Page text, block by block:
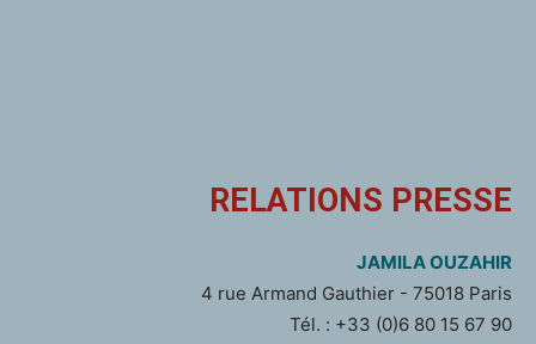
RELATIONS PRESSE
JAMILA OUZAHIR
4 rue Armand Gauthier - 75018 Paris
Tél. : +33 (0)6 80 15 67 90